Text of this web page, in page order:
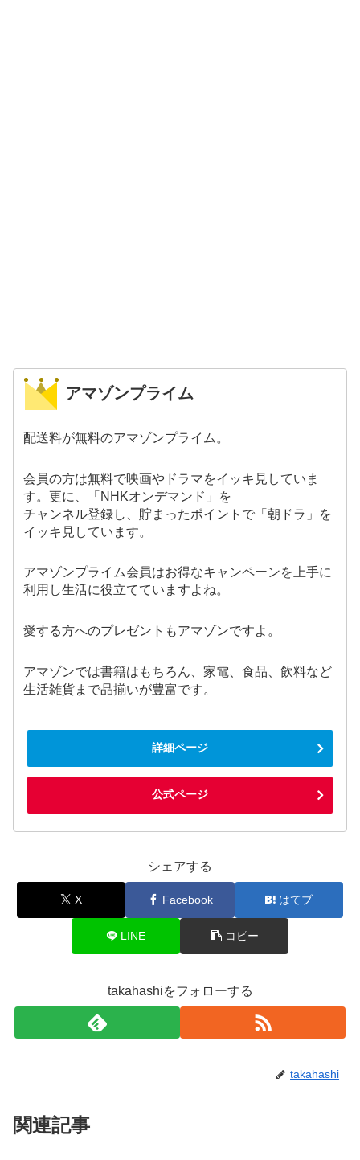
アマゾンプライム
配送料が無料のアマゾンプライム。
会員の方は無料で映画やドラマをイッキ見していま
す。更に、「NHKオンデマンド」を
チャンネル登録し、貯まったポイントで「朝ドラ」を
イッキ見しています。
アマゾンプライム会員はお得なキャンペーンを上手に
利用し生活に役立てていますよね。
愛する方へのプレゼントもアマゾンですよ。
アマゾンでは書籍はもちろん、家電、食品、飲料など
生活雑貨まで品揃いが豊富です。
詳細ページ
公式ページ
シェアする
X Facebook はてブ
LINE コピー
takahashiをフォローする
takahashi
関連記事